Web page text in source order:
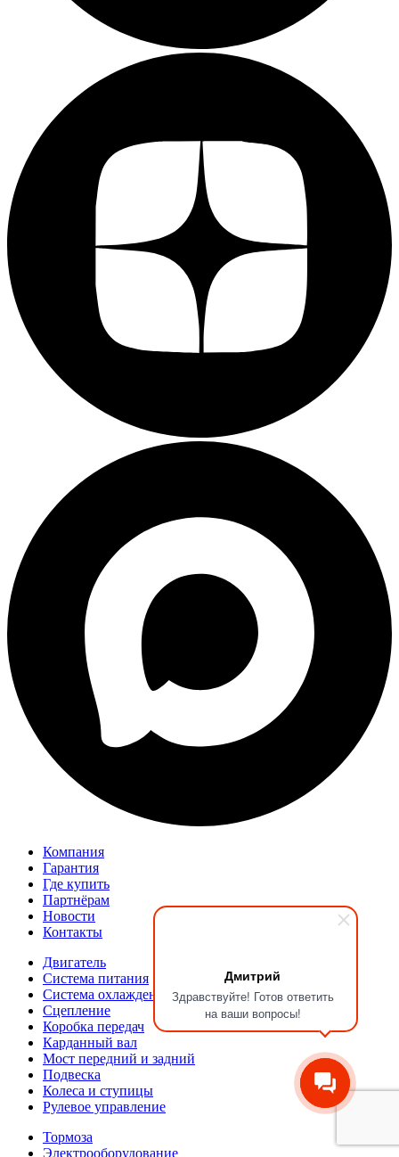
Дмитрий
Здравствуйте! Готов ответить
на ваши вопросы!
Компания
Гарантия
Где купить
Партнёрам
Новости
Контакты
Двигатель
Система питания
Система охлаждения
Сцепление
Коробка передач
Карданный вал
Мост передний и задний
Подвеска
Колеса и ступицы
Рулевое управление
Тормоза
Электрооборудование